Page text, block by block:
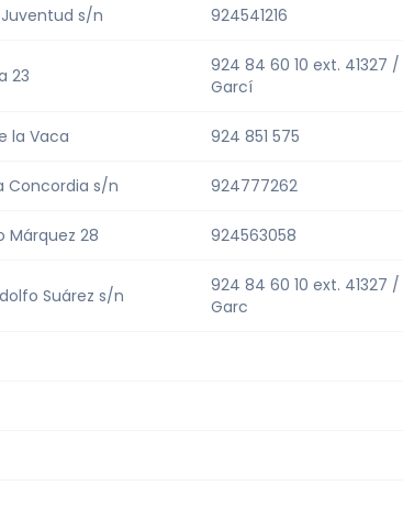
s/n 924541216
23
924 84 60 10 ext. 41327
Garcí
la Vaca 924 851 575
Concordia s/n 924777262
Márquez 28 924563058
Suárez s/n
924 84 60 10 ext. 41327
Garc